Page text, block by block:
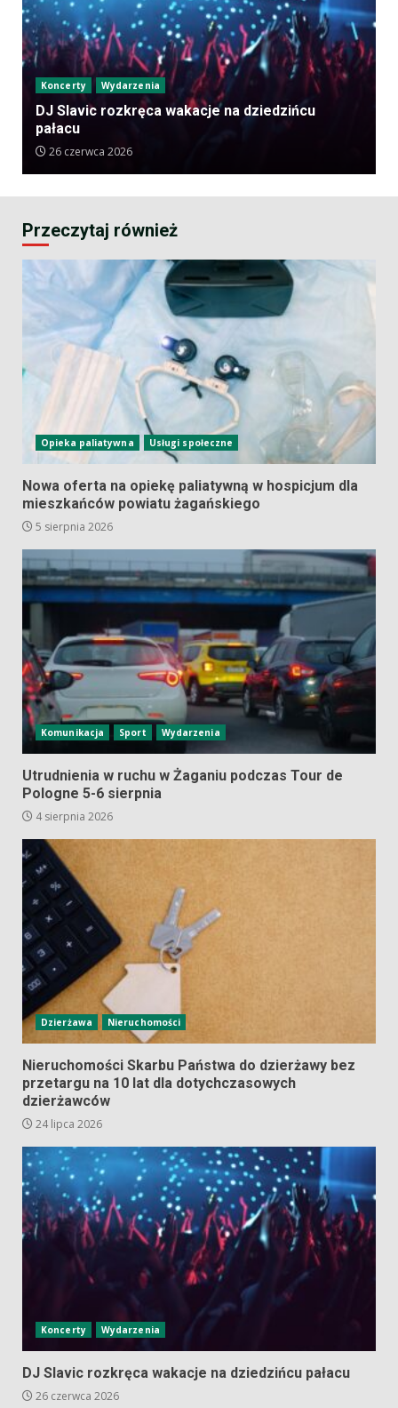
Koncerty Wydarzenia
DJ Slavic rozkręca wakacje na dziedzińcu
pałacu
26 czerwca 2026
Przeczytaj również
Opieka paliatywna Usługi społeczne
Nowa oferta na opiekę paliatywną w hospicjum dla
mieszkańców powiatu żagańskiego
5 sierpnia 2026
Komunikacja Sport Wydarzenia
Utrudnienia w ruchu w Żaganiu podczas Tour de
Pologne 5-6 sierpnia
4 sierpnia 2026
Dzierżawa Nieruchomości
Nieruchomości Skarbu Państwa do dzierżawy bez
przetargu na 10 lat dla dotychczasowych
dzierżawców
24 lipca 2026
Koncerty Wydarzenia
DJ Slavic rozkręca wakacje na dziedzińcu pałacu
26 czerwca 2026